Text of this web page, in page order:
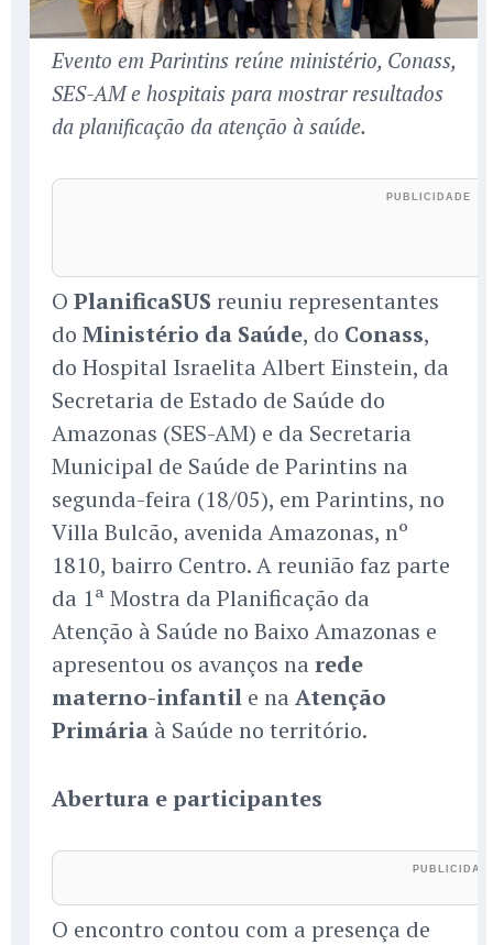
Evento em Parintins reúne ministério, Conass,
SES-AM e hospitais para mostrar resultados
da planificação da atenção à saúde.
O PlanificaSUS reuniu representantes
do Ministério da Saúde, do Conass,
do Hospital Israelita Albert Einstein, da
Secretaria de Estado de Saúde do
Amazonas (SES-AM) e da Secretaria
Municipal de Saúde de Parintins na
segunda-feira (18/05), em Parintins, no
Villa Bulcão, avenida Amazonas, nº
1810, bairro Centro. A reunião faz parte
da 1ª Mostra da Planificação da
Atenção à Saúde no Baixo Amazonas e
apresentou os avanços na rede
materno-infantil e na Atenção
Primária à Saúde no território.
Abertura e participantes
O encontro contou com a presença de